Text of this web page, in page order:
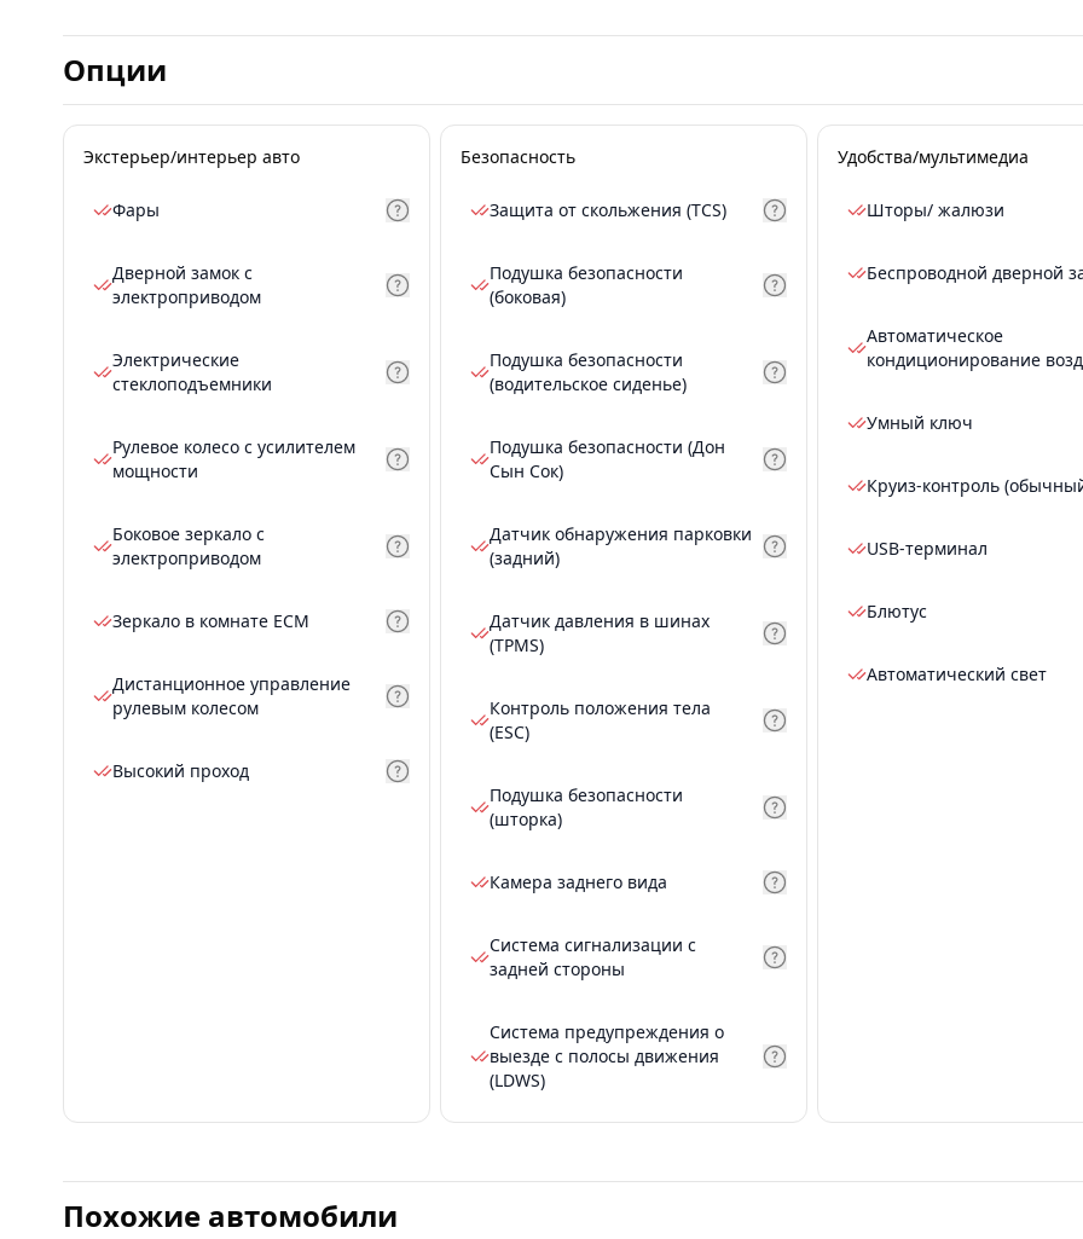
Опции
Экстерьер/интерьер авто
Фары
Дверной замок с
электроприводом
Электрические
стеклоподъемники
Рулевое колесо с усилителем
мощности
Боковое зеркало с
электроприводом
Зеркало в комнате ECM
Дистанционное управление
рулевым колесом
Высокий проход
Безопасность
Защита от скольжения (TCS)
Подушка безопасности
(боковая)
Подушка безопасности
(водительское сиденье)
Подушка безопасности (Дон
Сын Сок)
Датчик обнаружения парковки
(задний)
Датчик давления в шинах
(TPMS)
Контроль положения тела
(ESC)
Подушка безопасности
(шторка)
Камера заднего вида
Система сигнализации с
задней стороны
Система предупреждения о
выезде с полосы движения
(LDWS)
Удобства/мультимедиа
Шторы/ жалюзи
Беспроводной дверной
Автоматическое
кондиционирование
Умный ключ
Круиз-контроль
USB-терминал
Блютус
Автоматический свет
Похожие автомобили